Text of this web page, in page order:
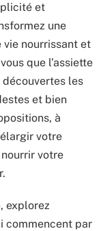
et
une
vie nourrissant et
que l’assiette
les
et bien
à
votre
votre
explorez
commencent par